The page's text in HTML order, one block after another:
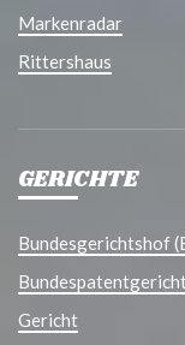
Markenradar
Rittershaus
GERICHTE
Bundesgerichtshof
Gericht